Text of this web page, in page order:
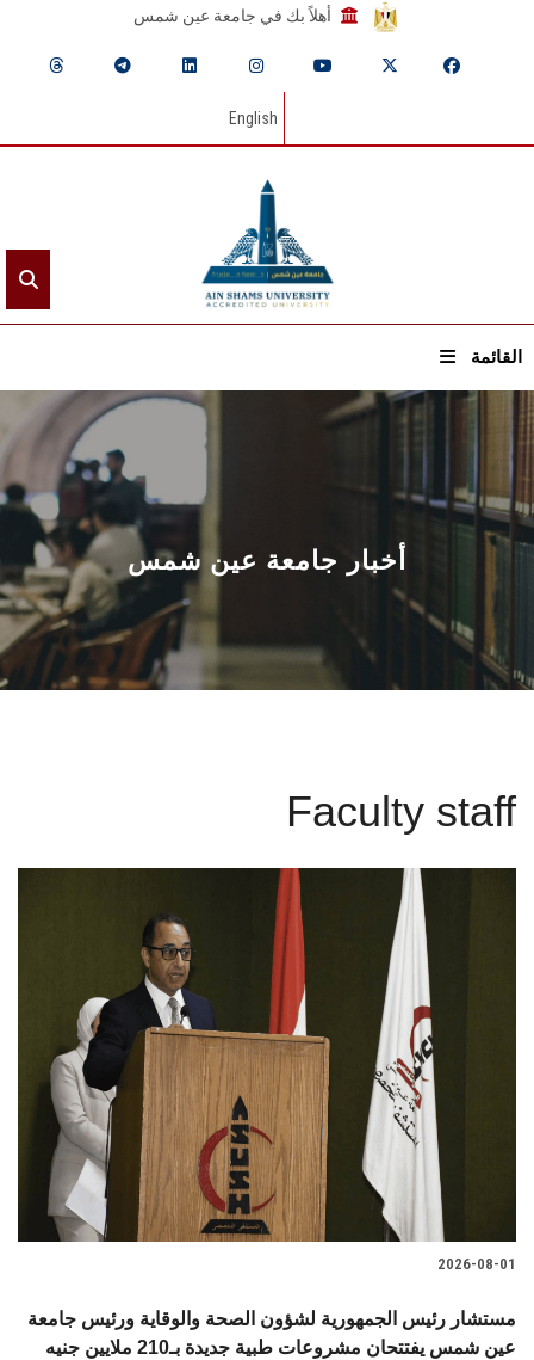
أهلاً بك في جامعة عين شمس
English
القائمة
الرئيسيـة
عن الجامعة
القطاعـات
الشئون الأكاديمية
البحث العلمي
تواصل معنا
الطلاب
هيئة التدريس
الدراسات العليا
الموظفون
أخبار جامعة عين شمس
Faculty staff
2026-08-01
مستشار رئيس الجمهورية لشؤون الصحة والوقاية ورئيس جامعة
عين شمس يفتتحان مشروعات طبية جديدة بـ210 ملايين جنيه